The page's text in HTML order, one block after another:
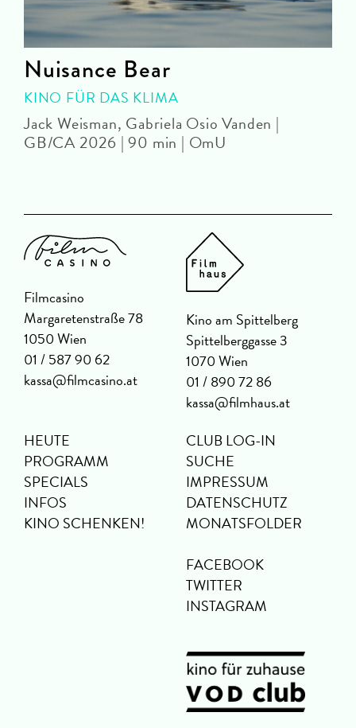
Nuisance Bear
KINO FÜR DAS KLIMA
Jack Weisman, Gabriela Osio Vanden |
GB/CA 2026 | 90 min | OmU
Filmcasino
Margaretenstraße 78
1050 Wien
01 / 587 90 62
kassa@filmcasino.at
Kino am Spittelberg
Spittelberggasse 3
1070 Wien
01 / 890 72 86
kassa@filmhaus.at
HEUTE
PROGRAMM
SPECIALS
INFOS
KINO SCHENKEN!
CLUB LOG-IN
SUCHE
IMPRESSUM
DATENSCHUTZ
MONATSFOLDER
FACEBOOK
TWITTER
INSTAGRAM